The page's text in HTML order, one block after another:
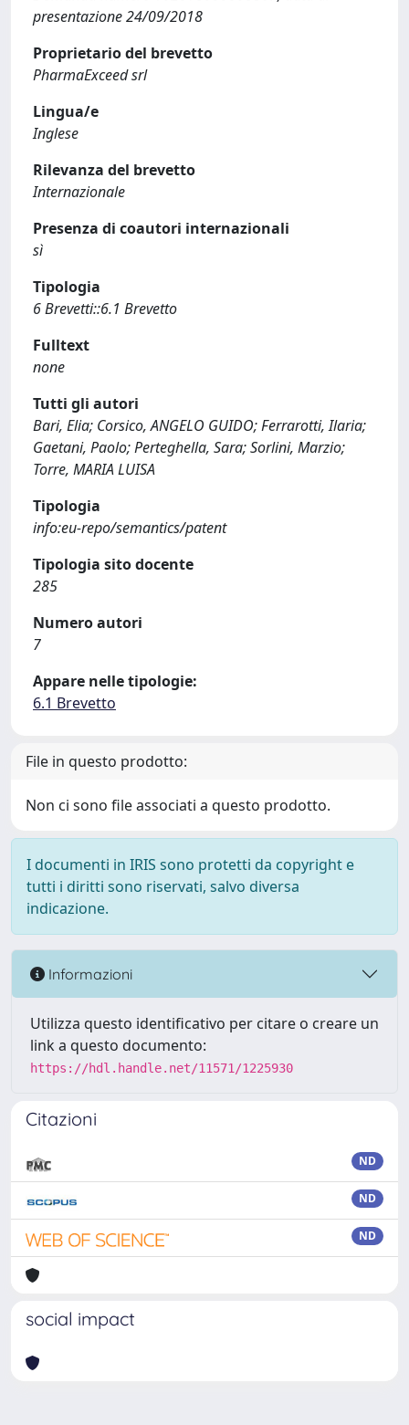
presentazione 24/09/2018
Proprietario del brevetto
PharmaExceed srl
Lingua/e
Inglese
Rilevanza del brevetto
Internazionale
Presenza di coautori internazionali
sì
Tipologia
6 Brevetti::6.1 Brevetto
Fulltext
none
Tutti gli autori
Bari, Elia; Corsico, ANGELO GUIDO; Ferrarotti, Ilaria;
Gaetani, Paolo; Perteghella, Sara; Sorlini, Marzio;
Torre, MARIA LUISA
Tipologia
info:eu-repo/semantics/patent
Tipologia sito docente
285
Numero autori
7
Appare nelle tipologie:
6.1 Brevetto
File in questo prodotto:
Non ci sono file associati a questo prodotto.
I documenti in IRIS sono protetti da copyright e
tutti i diritti sono riservati, salvo diversa
indicazione.
Informazioni
Utilizza questo identificativo per citare o creare un
link a questo documento:
https://hdl.handle.net/11571/1225930
Citazioni
ND
ND
ND
social impact